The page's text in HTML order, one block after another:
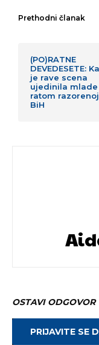
Prethodni članak
(PO)RATNE
DEVEDESETE:
je rave scena
ujedinila mlade
ratom razorenoj
BiH
OSTAVI ODGOVOR
PRIJAVITE SE